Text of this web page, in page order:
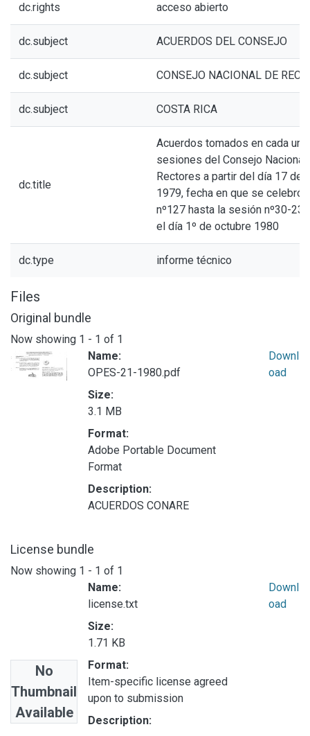
dc.rights acceso abierto
dc.subject ACUERDOS DEL CONSEJO
dc.subject CONSEJO NACIONAL DE
dc.subject COSTA RICA
dc.title
Acuerdos tomados en cada
sesiones del Consejo Nacional
Rectores a partir del día 17 de
1979, fecha en que se celebró
nº127 hasta la sesión nº30-23,
el día 1º de octubre 1980
dc.type informe técnico
Files
Original bundle
Now showing 1 - 1 of 1
Name:
OPES-21-1980.pdf
Size:
3.1 MB
Format:
Adobe Portable Document
Format
Description:
ACUERDOS CONARE
Downl
oad
License bundle
Now showing 1 - 1 of 1
No
Thumbnail
Available
Name:
license.txt
Size:
1.71 KB
Format:
Item-specific license agreed
upon to submission
Description:
Downl
oad